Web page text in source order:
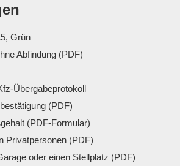
Grün
Abfindung (PDF)
Übergabeprotokoll
(PDF)
(PDF-Formular)
Privatpersonen (PDF)
oder einen Stellplatz (PDF)